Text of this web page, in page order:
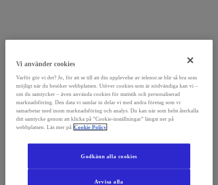
Vi använder cookies
Varför gör vi det? Jo, för att se till att din upplevelse av telenor.se blir så bra som
möjligt när du besöker webbplatsen. Utöver cookies som är nödvändiga kan vi –
om du samtycker – även använda cookies för statistik och personaliserad
marknadsföring. Den data vi samlar in delar vi med andra företag som vi
samarbetar med inom marknadsföring och analys. Du kan när som helst återkalla
ditt samtycke genom att klicka på ”Cookie-inställningar” längst ner på
webbplatsen. Läs mer på Cookie Policy
Avvisa alla
Godkänn alla cookies